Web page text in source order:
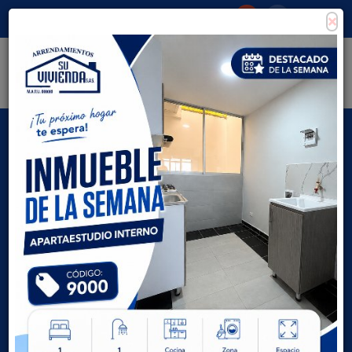
Tipo de inmueble
Todas las ciudades
AVANZADA
×